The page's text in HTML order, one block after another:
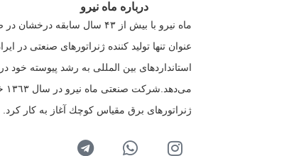
درباره ماه نیرو
ماه نیرو با بیش از ۴۳ سال
عنوان تنها تولید كننده ژنراتورهای صنعتی در
استانداردهای بین المللی به رشد پیوسته خود
ژنراتورهای برق مقیاس كوچك آغاز به كار كرد.